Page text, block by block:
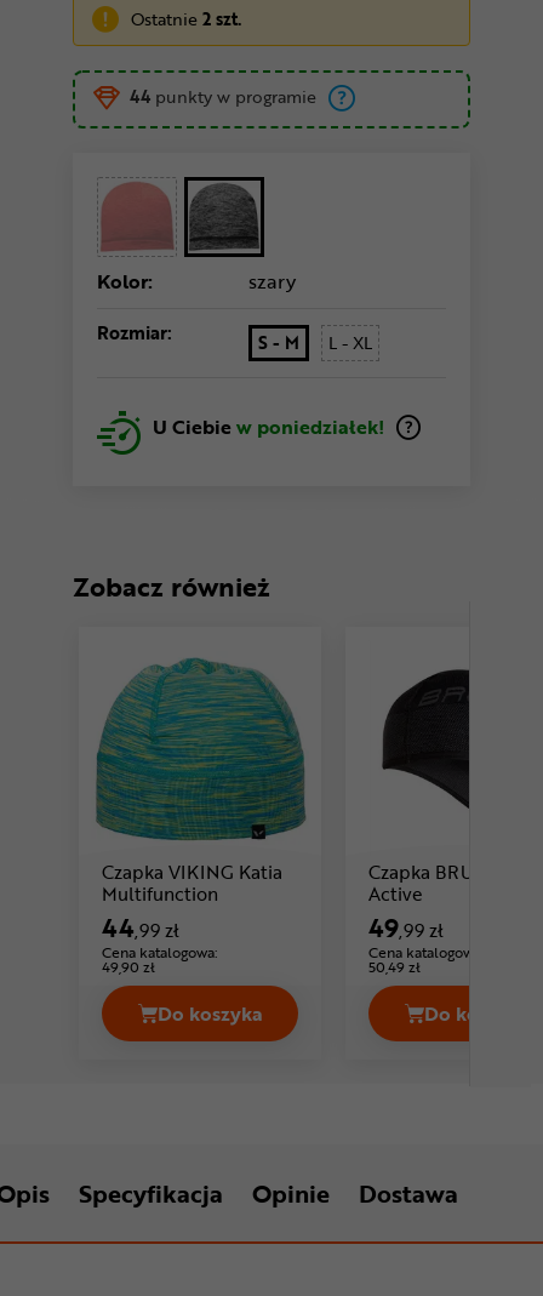
Ostatnie2 szt.
44 punkty w programie
Kolor: szary
Rozmiar: S - M L - XL
U Ciebiew poniedziałek!
Zobacz również
Czapka VIKING Katia
Multifunction
44,99 zł
Cena katalogowa:
49,90 zł
Do koszyka
Czapka VIKING Katia Multifunction
Czapka BRUBECK
ActiveCena: 49 ,99 zł
49,99 zł
Cena katalogowa:
50,49 zł
Do koszyka
Czapka
Specyfikacja Opinie Dostawa